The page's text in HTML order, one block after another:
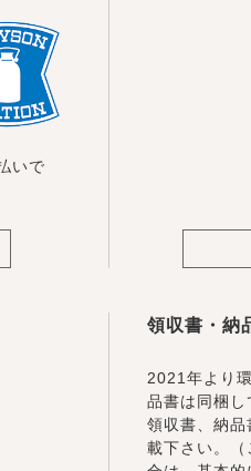
いで
領収書・納
2021年より
品書は同梱し
領収書、納
載下さい。